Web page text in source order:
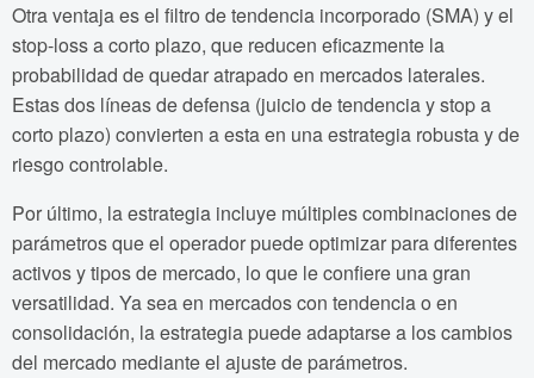
Otra ventaja es el filtro de tendencia incorporado (SMA) y el
stop-loss a corto plazo, que reducen eficazmente la
probabilidad de quedar atrapado en mercados laterales.
Estas dos líneas de defensa (juicio de tendencia y stop a
corto plazo) convierten a esta en una estrategia robusta y de
riesgo controlable.
Por último, la estrategia incluye múltiples combinaciones de
parámetros que el operador puede optimizar para diferentes
activos y tipos de mercado, lo que le confiere una gran
versatilidad. Ya sea en mercados con tendencia o en
consolidación, la estrategia puede adaptarse a los cambios
del mercado mediante el ajuste de parámetros.